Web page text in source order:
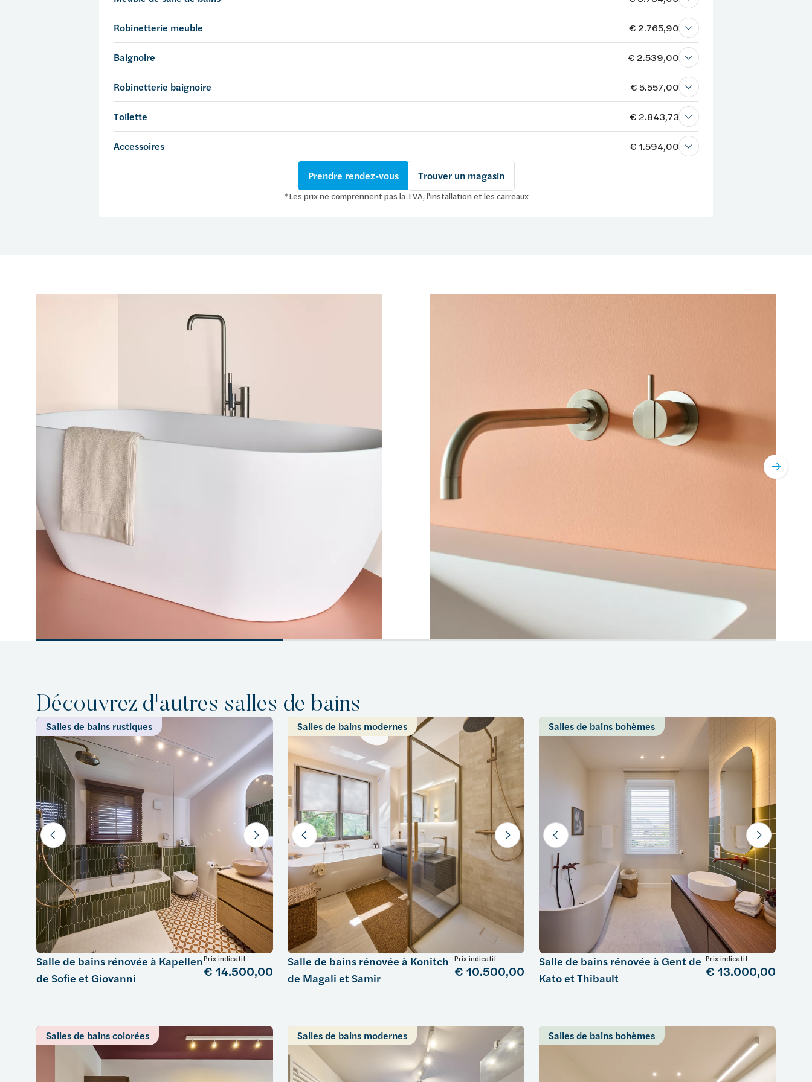
Robinetterie meuble € 2.765,90
Baignoire € 2.539,00
Robinetterie baignoire € 5.557,00
Toilette € 2.843,73
Accessoires € 1.594,00
Prendre rendez-vous Trouver un magasin
*Les prix ne comprennent pas la TVA, l'installation et les carreaux
Découvrez d'autres salles de bains
Salles de bains rustiques
Salle de bains rénovée à Kapellen
de Sofie et Giovanni
Prix indicatif
€ 14.500,00
Salles de bains modernes
Salle de bains rénovée à Konitch
de Magali et Samir
Prix indicatif
€ 10.500,00
Salles de bains bohèmes
Salle de bains rénovée à Gent de
Kato et Thibault
Prix indicatif
€ 13.000,00
Salles de bains colorées Salles de bains modernes Salles de bains bohèmes